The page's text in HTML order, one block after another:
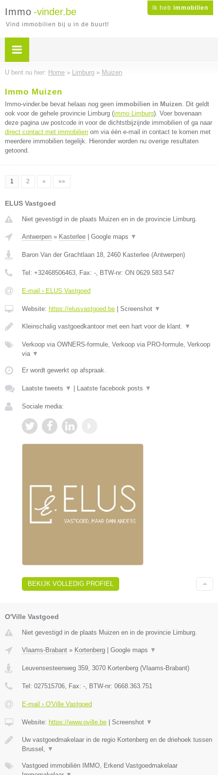
Ik heb immobilien
Immo -vinder.be
Vind immobilien bij u in de buurt!
U bent nu hier: Home » Limburg » Muizen
Immo Muizen
Immo-vinder.be bevat helaas nog geen immobilien in Muizen. Dit geldt
ook voor de gehele provincie Limburg (immo Limburg). Voer bovenaan
deze pagina uw postcode in voor de dichtstbijzijnde immobilien of ga naar
direct contact met immobilien om via één e-mail in contact te komen met
meerdere immobilien tegelijk. Hieronder worden nu overige resultaten
getoond.
1 2 » »»
ELUS Vastgoed
Niet gevestigd in de plaats Muizen en in de provincie Limburg.
Antwerpen » Kasterlee Google maps ▼
Baron Van der Grachtlaan 18, 2460 Kasterlee (Antwerpen)
Tel: +32468506463, Fax: -, BTW-nr: ON 0629.583.547
E-mail › ELUS Vastgoed
Website: https://elusvastgoed.be Screenshot ▼
Kleinschalig vastgoedkantoor met een hart voor de klant. ▼
Verkoop via OWNERS-formule, Verkoop via PRO-formule, Verkoop
via ▼
Er wordt gewerkt op afspraak.
Laatste tweets ▼ Laatste facebook posts ▼
Sociale media:
BEKIJK VOLLEDIG PROFIEL
O'Ville Vastgoed
Niet gevestigd in de plaats Muizen en in de provincie Limburg.
Vlaams-Brabant » Kortenberg Google maps ▼
Leuvensesteenweg 359, 3070 Kortenberg (Vlaams-Brabant)
Tel: 027515706, Fax: -, BTW-nr: 0668.363.751
E-mail › O'Ville Vastgoed
Website: https://www.oville.be Screenshot ▼
Uw vastgoedmakelaar in de regio Kortenberg en de driehoek tussen
Brussel, ▼
Vastgoed immobiliën IMMO, Erkend Vastgoedmakelaar